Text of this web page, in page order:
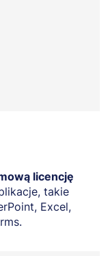
licencję
takie
Excel,